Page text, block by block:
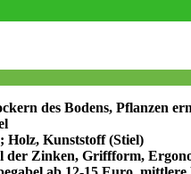
des Bodens, Pflanzen
Holz, Kunststoff (Stiel)
der Zinken, Griffform,